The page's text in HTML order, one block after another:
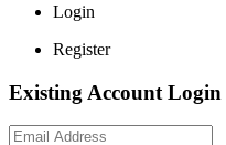
Login
Register
Existing Account Login